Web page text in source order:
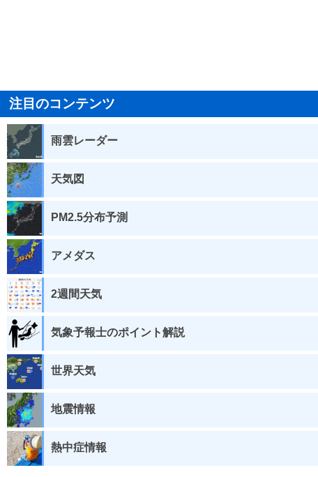
注目のコンテンツ
雨雲レーダー
天気図
PM2.5分布予測
アメダス
2週間天気
気象予報士のポイント解説
世界天気
地震情報
熱中症情報